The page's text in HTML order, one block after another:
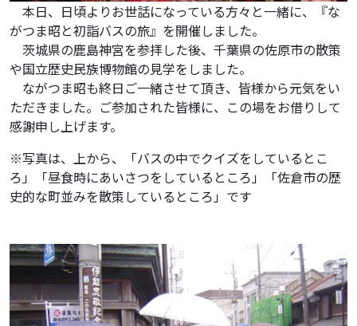
本日、日頃よりお世話になっている方々と一緒に、『な
がつま昭と初詣バスの旅』を開催しました。
茨城県の鹿島神宮を参拝した後、千葉県の佐原市の散策
や国立歴史民族博物館の見学をしました。
ながつま昭も終日ご一緒させて頂き、皆様から元気をい
ただきました。ご参加された皆様に、この場をお借りして
感謝申し上げます。
※写真は、上から、「バスの中でクイズをしているとこ
ろ」「昼食時にあいさつをしているところ」「佐倉市の歴
史的な町並みを散策しているところ」です